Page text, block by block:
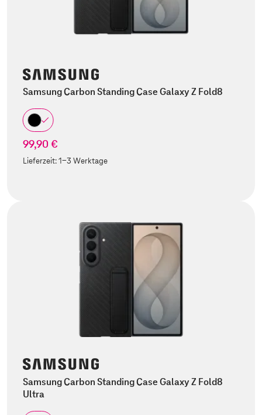
Samsung Carbon Standing Case Galaxy Z Fold8
99,90 €
Lieferzeit:1-3 Werktage
Samsung Carbon Standing Case Galaxy Z Fold8
Ultra